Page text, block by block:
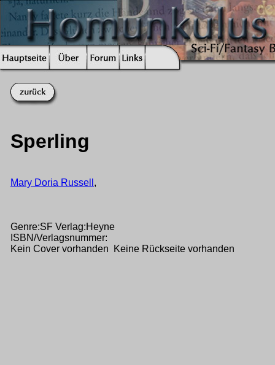
Sperling
Mary Doria Russell ,
Genre:SF Verlag:Heyne
ISBN/Verlagsnummer:
Kein Cover vorhanden Keine Rückseite vorhanden